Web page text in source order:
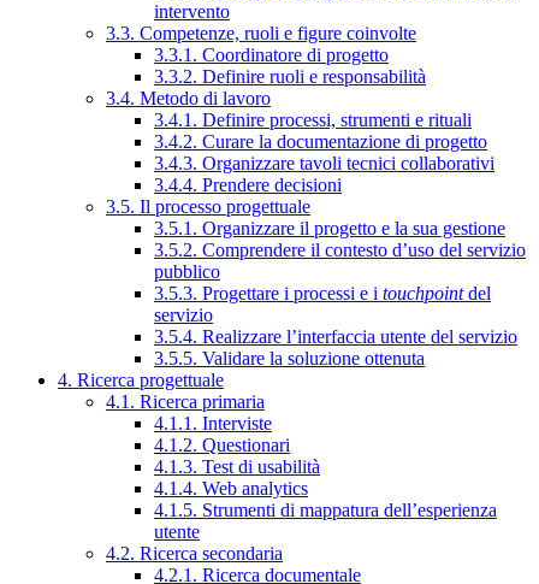
intervento
3.3. Competenze, ruoli e figure coinvolte
3.3.1. Coordinatore di progetto
3.3.2. Definire ruoli e responsabilità
3.4. Metodo di lavoro
3.4.1. Definire processi, strumenti e rituali
3.4.2. Curare la documentazione di progetto
3.4.3. Organizzare tavoli tecnici collaborativi
3.4.4. Prendere decisioni
3.5. Il processo progettuale
3.5.1. Organizzare il progetto e la sua gestione
3.5.2. Comprendere il contesto d’uso del servizio
pubblico
3.5.3. Progettare i processi e i touchpointdel
servizio
3.5.4. Realizzare l’interfaccia utente del servizio
3.5.5. Validare la soluzione ottenuta
4. Ricerca progettuale
4.1. Ricerca primaria
4.1.1. Interviste
4.1.2. Questionari
4.1.3. Test di usabilità
4.1.4. Web analytics
4.1.5. Strumenti di mappatura dell’esperienza
utente
4.2. Ricerca secondaria
4.2.1. Ricerca documentale